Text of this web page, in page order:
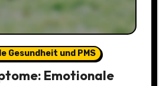
Gesundheit und PMS
Emotionale